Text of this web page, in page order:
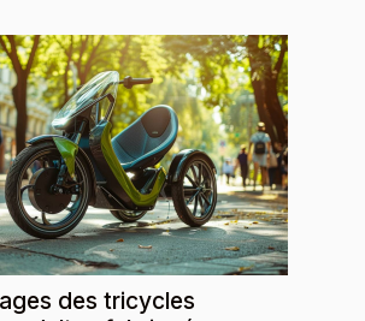
des tricycles